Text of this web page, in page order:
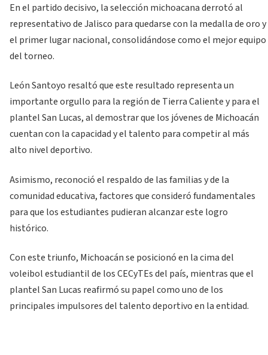
En el partido decisivo, la selección michoacana derrotó al
representativo de Jalisco para quedarse con la medalla de oro y
el primer lugar nacional, consolidándose como el mejor equipo
del torneo.
León Santoyo resaltó que este resultado representa un
importante orgullo para la región de Tierra Caliente y para el
plantel San Lucas, al demostrar que los jóvenes de Michoacán
cuentan con la capacidad y el talento para competir al más
alto nivel deportivo.
Asimismo, reconoció el respaldo de las familias y de la
comunidad educativa, factores que consideró fundamentales
para que los estudiantes pudieran alcanzar este logro
histórico.
Con este triunfo, Michoacán se posicionó en la cima del
voleibol estudiantil de los CECyTEs del país, mientras que el
plantel San Lucas reafirmó su papel como uno de los
principales impulsores del talento deportivo en la entidad.